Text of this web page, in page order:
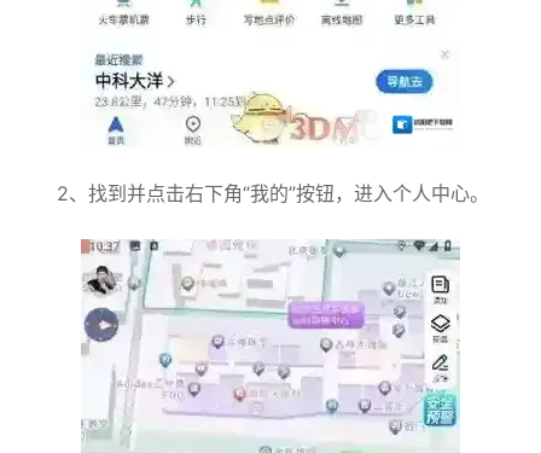
2、找到并点击右下角“我的”按钮，进入个人中心。